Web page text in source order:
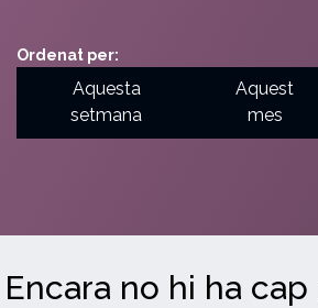
Ordenat per:
Aquesta
setmana
Aquest
mes
Encara no hi ha